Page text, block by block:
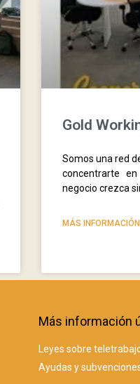
Gold
Somos una red
concentrarte
negocio crezca
MÁS
Más información
Leyes sobre
Ayudas y